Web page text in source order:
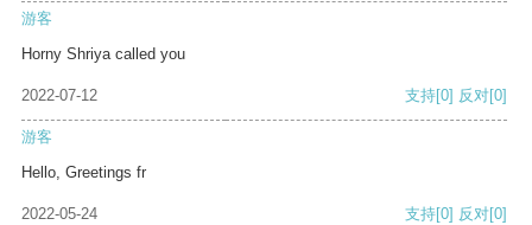
游客
Horny Shriya called you
2022-07-12 支持[0] 反对[0]
游客
Hello, Greetings fr
2022-05-24 支持[0] 反对[0]